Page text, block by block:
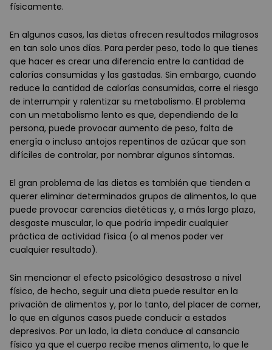
físicamente.
En algunos casos, las dietas ofrecen resultados milagrosos
en tan solo unos días. Para perder peso, todo lo que tienes
que hacer es crear una diferencia entre la cantidad de
calorías consumidas y las gastadas. Sin embargo, cuando
reduce la cantidad de calorías consumidas, corre el riesgo
de interrumpir y ralentizar su metabolismo. El problema
con un metabolismo lento es que, dependiendo de la
persona, puede provocar aumento de peso, falta de
energía o incluso antojos repentinos de azúcar que son
difíciles de controlar, por nombrar algunos síntomas.
El gran problema de las dietas es también que tienden a
querer eliminar determinados grupos de alimentos, lo que
puede provocar carencias dietéticas y, a más largo plazo,
desgaste muscular, lo que podría impedir cualquier
práctica de actividad física (o al menos poder ver
cualquier resultado).
Sin mencionar el efecto psicológico desastroso a nivel
físico, de hecho, seguir una dieta puede resultar en la
privación de alimentos y, por lo tanto, del placer de comer,
lo que en algunos casos puede conducir a estados
depresivos. Por un lado, la dieta conduce al cansancio
físico ya que el cuerpo recibe menos alimento, lo que le